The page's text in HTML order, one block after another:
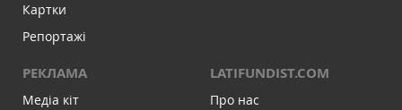
Картки
Репортажі
РЕКЛАМА
Медіа кіт
LATIFUNDIST.COM
Про нас